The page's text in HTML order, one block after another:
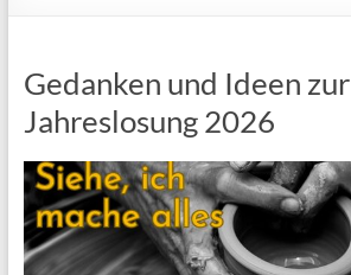
Gedanken und Ideen zur
Jahreslosung 2026